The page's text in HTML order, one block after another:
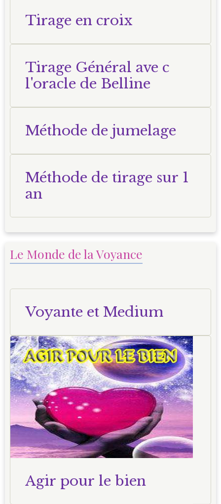
Tirage en croix
Tirage Général ave c
l'oracle de Belline
Méthode de jumelage
Méthode de tirage sur 1
an
Le Monde de la Voyance
Voyante et Medium
Agir pour le bien